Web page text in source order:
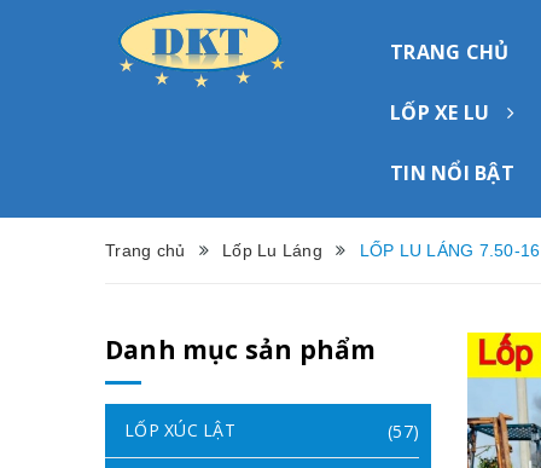
TRANG CHỦ
LỐP XE LU
TIN NỔI BẬT
Trang chủ Lốp Lu Láng LỐP LU LÁNG 7.50-
Danh mục sản phẩm
LỐP XÚC LẬT (57)